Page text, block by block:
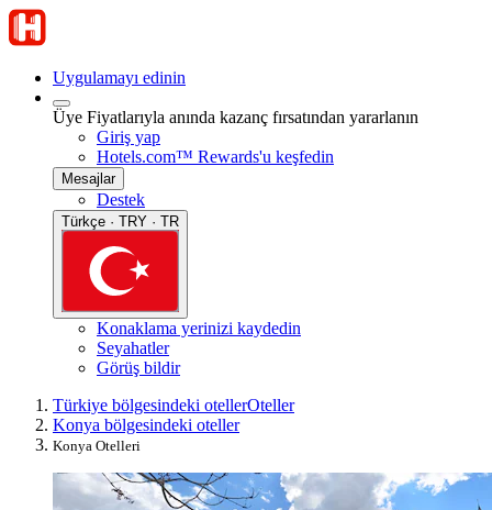
Uygulamayı edinin
Üye Fiyatlarıyla anında kazanç fırsatından yararlanın
Giriş yap
Hotels.com™ Rewards'u keşfedin
Mesajlar
Destek
Türkçe · TRY · TR
Konaklama yerinizi kaydedin
Seyahatler
Görüş bildir
Türkiye bölgesindeki otellerOteller
Konya bölgesindeki oteller
Konya Otelleri